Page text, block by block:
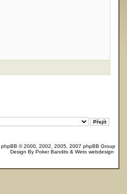
phpBB © 2000, 2002, 2005, 2007 phpBB Group
Design By Poker Bandits & Weto webdesign